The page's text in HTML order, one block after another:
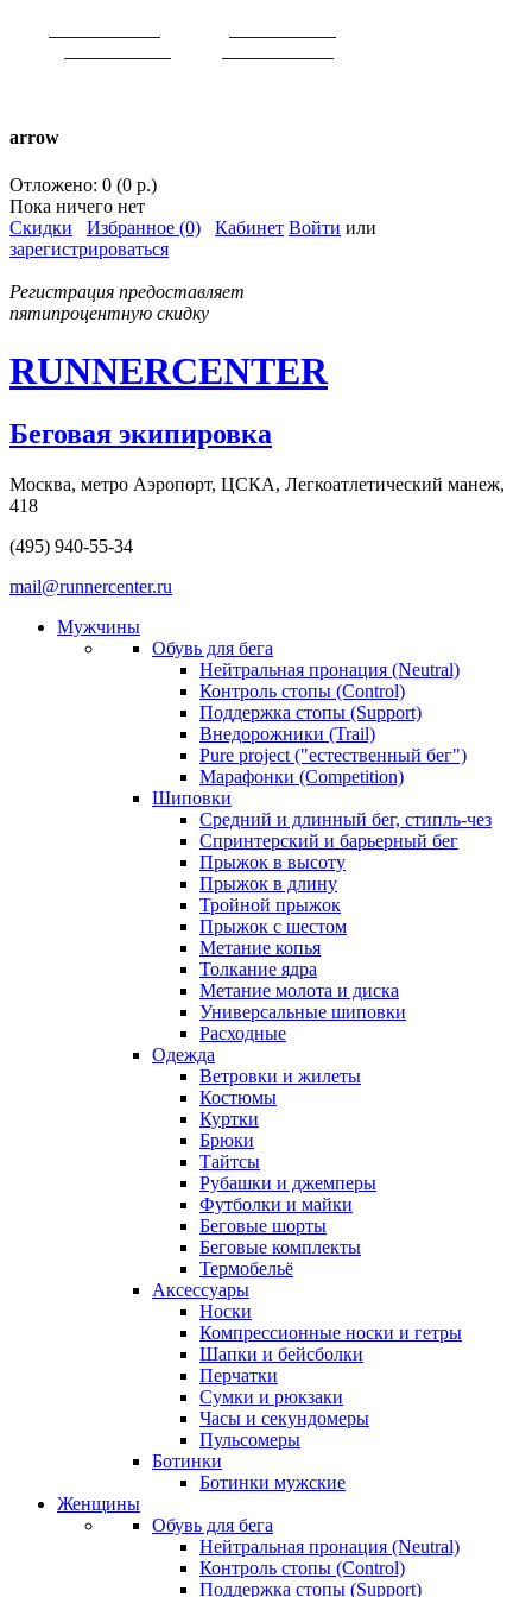
arrow
Отложено: 0 (0 р.)
Пока ничего нет
Скидки
Избранное (0) Кабинет Войти или
зарегистрироваться
Регистрация предоставляет
пятипроцентную скидку
RUNNERCENTER
Беговая экипировка
Москва, метро Аэропорт, ЦСКА, Легкоатлетический манеж,
418
(495) 940-55-34
mail@runnercenter.ru
Мужчины
Обувь для бега
Нейтральная пронация (Neutral)
Контроль стопы (Control)
Поддержка стопы (Support)
Внедорожники (Trail)
Pure project ("естественный бег")
Марафонки (Competition)
Шиповки
Средний и длинный бег, стипль-чез
Cпринтерский и барьерный бег
Прыжок в высоту
Прыжок в длину
Тройной прыжок
Прыжок с шестом
Метание копья
Толкание ядра
Метание молота и диска
Универсальные шиповки
Расходные
Одежда
Ветровки и жилеты
Костюмы
Куртки
Брюки
Тайтсы
Рубашки и джемперы
Футболки и майки
Беговые шорты
Беговые комплекты
Термобельё
Аксессуары
Носки
Компрессионные носки и гетры
Шапки и бейсболки
Перчатки
Сумки и рюкзаки
Часы и секундомеры
Пульсомеры
Ботинки
Ботинки мужские
Женщины
Обувь для бега
Нейтральная пронация (Neutral)
Контроль стопы (Control)
Поддержка стопы (Support)